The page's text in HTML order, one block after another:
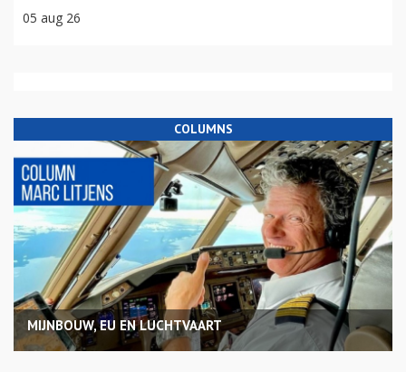
05 aug 26
COLUMNS
MIJNBOUW, EU EN LUCHTVAART